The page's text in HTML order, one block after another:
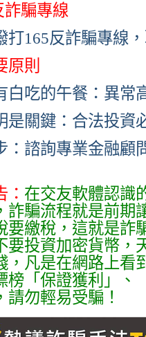
詐騙專線
打165反詐騙專線
原則
白吃的午餐：異常
是關鍵：合法投資
：諮詢專業金融顧
： 在交友軟體認識
詐騙流程就是前期
要繳稅，這就是詐
要投資加密貨幣，
，凡是在網路上看
榜「保證獲利」、
請勿輕易受騙！